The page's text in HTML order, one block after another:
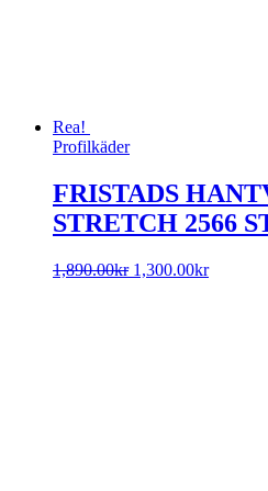
Rea!
Profilkäder
FRISTADS
STRETCH 2566
1,890.00kr Det
1,300.00krDet